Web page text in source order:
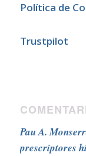
Política de
Trustpilot
Pau A.
prescriptores